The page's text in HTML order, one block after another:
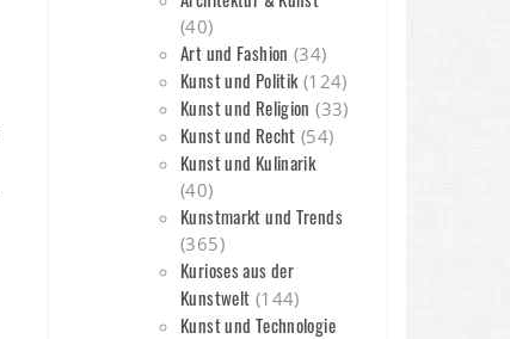
(40)
Art und Fashion (34)
Kunst und Politik(124)
Kunst und Religion (33)
Kunst und Recht (54)
Kunst und Kulinarik
(40)
Kunstmarkt und Trends
(365)
Kurioses aus der
Kunstwelt (144)
Kunst und Technologie